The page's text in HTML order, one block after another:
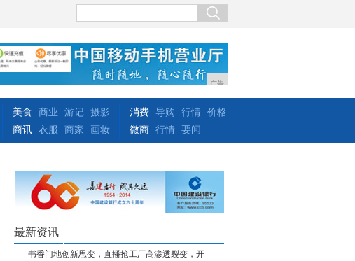
广告
美食 商业 游记 摄影
商讯 衣服 商家 画妆
消费 导购 行情 价格
微商 行情 要闻
最新资讯
书香门地创新思变，直播抢工厂高渗透裂变，开